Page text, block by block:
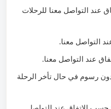
التواصل معنا للرحلات
معنا.
عند التواصل معنا.
رسوم في حال تأخر الرحلة